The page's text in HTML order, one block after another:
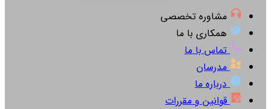
مشاوره تخصصی
همکاری با ما
تماس با ما
مدرسان
درباره ما
قوانین و مقررات